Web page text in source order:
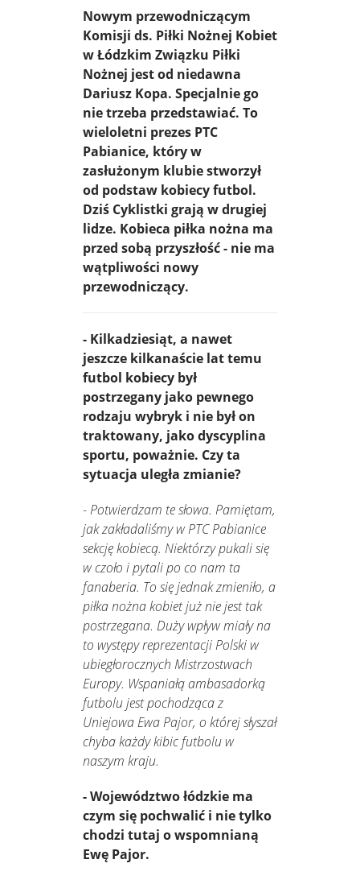
Nowym przewodniczącym
Komisji ds. Piłki Nożnej Kobiet
w Łódzkim Związku Piłki
Nożnej jest od niedawna
Dariusz Kopa. Specjalnie go
nie trzeba przedstawiać. To
wieloletni prezes PTC
Pabianice, który w
zasłużonym klubie stworzył
od podstaw kobiecy futbol.
Dziś Cyklistki grają w drugiej
lidze. Kobieca piłka nożna ma
przed sobą przyszłość - nie ma
wątpliwości nowy
przewodniczący.
- Kilkadziesiąt, a nawet
jeszcze kilkanaście lat temu
futbol kobiecy był
postrzegany jako pewnego
rodzaju wybryk i nie był on
traktowany, jako dyscyplina
sportu, poważnie. Czy ta
sytuacja uległa zmianie?
- Potwierdzam te słowa. Pamiętam,
jak zakładaliśmy w PTC Pabianice
sekcję kobiecą. Niektórzy pukali się
w czoło i pytali po co nam ta
fanaberia. To się jednak zmieniło, a
piłka nożna kobiet już nie jest tak
postrzegana. Duży wpływ miały na
to występy reprezentacji Polski w
ubiegłorocznych Mistrzostwach
Europy. Wspaniałą ambasadorką
futbolu jest pochodząca z
Uniejowa Ewa Pajor, o której słyszał
chyba każdy kibic futbolu w
naszym kraju.
- Województwo łódzkie ma
czym się pochwalić i nie tylko
chodzi tutaj o wspomnianą
Ewę Pajor.